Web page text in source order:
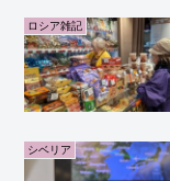
ロシア雑記
シベリア